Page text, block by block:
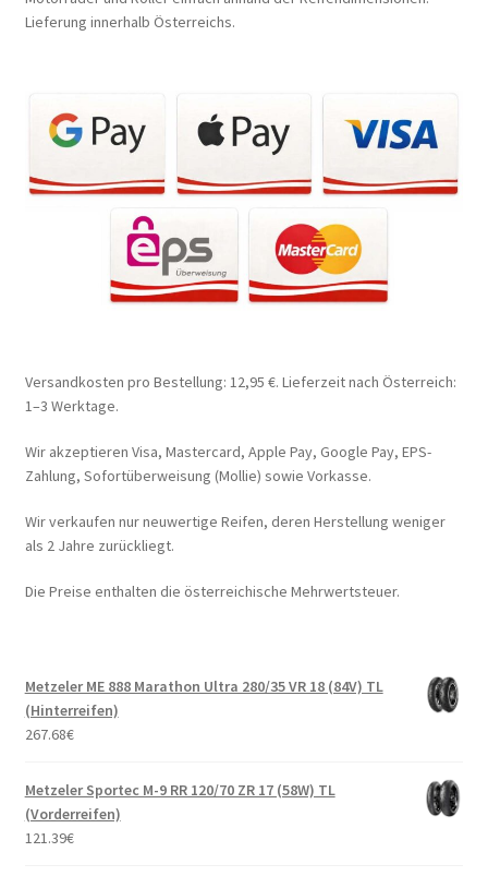
Lieferung innerhalb Österreichs.
Versandkosten pro Bestellung: 12,95 €. Lieferzeit nach Österreich:
1–3 Werktage.
Wir akzeptieren Visa, Mastercard, Apple Pay, Google Pay, EPS-
Zahlung, Sofortüberweisung (Mollie) sowie Vorkasse.
Wir verkaufen nur neuwertige Reifen, deren Herstellung weniger
als 2 Jahre zurückliegt.
Die Preise enthalten die österreichische Mehrwertsteuer.
Metzeler ME 888 Marathon Ultra 280/35 VR 18 (84V) TL
(Hinterreifen)
267.68€
Metzeler Sportec M-9 RR 120/70 ZR 17 (58W) TL
(Vorderreifen)
121.39€